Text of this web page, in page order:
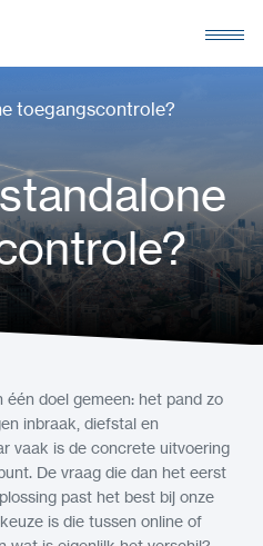
toegangscontrole?
één doel gemeen: het pand zo
inbraak, diefstal en
vaak is de concrete uitvoering
De vraag die dan het eerst
past het best bij onze
is die tussen online of